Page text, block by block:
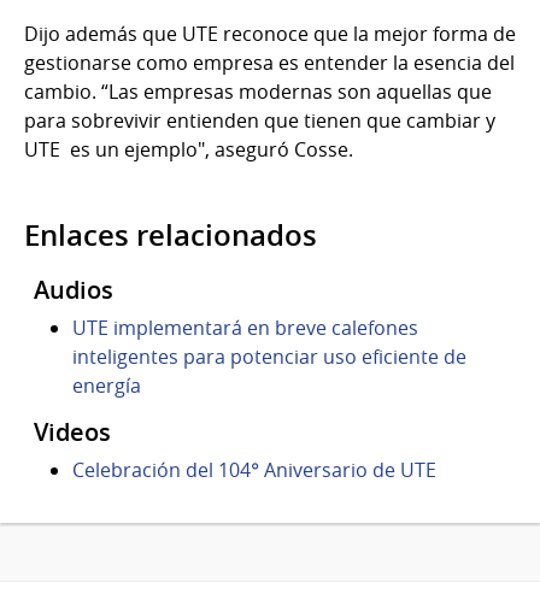
Dijo además que UTE reconoce que la mejor forma de
gestionarse como empresa es entender la esencia del
cambio. “Las empresas modernas son aquellas que
para sobrevivir entienden que tienen que cambiar y
UTE es un ejemplo", aseguró Cosse.
Enlaces relacionados
Audios
UTE implementará en breve calefones
inteligentes para potenciar uso eficiente de
energía
Videos
Celebración del 104° Aniversario de UTE